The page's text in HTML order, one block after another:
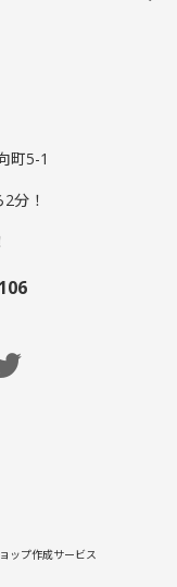
町5-1
分！
ップ作成サービス